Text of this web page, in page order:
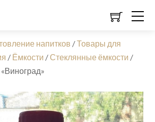
напитков /Товары для
/ Ёмкости / Стеклянные ёмкости /